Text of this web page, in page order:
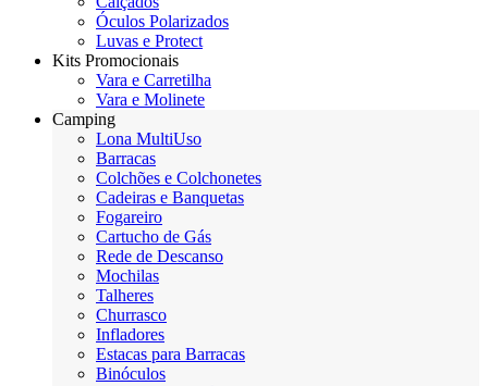
Óculos Polarizados
Luvas e Protect
Kits Promocionais
Vara e Carretilha
Vara e Molinete
Camping
Lona MultiUso
Barracas
Colchões e Colchonetes
Cadeiras e Banquetas
Fogareiro
Cartucho de Gás
Rede de Descanso
Mochilas
Talheres
Churrasco
Infladores
Estacas para Barracas
Binóculos